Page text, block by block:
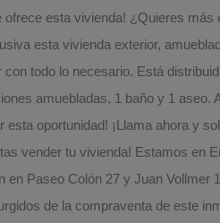
esta vivienda! ¿Quieres más
esta vivienda exterior,
todo lo necesario. Está
amuebladas, 1 baño y 1 aseo.
oportunidad! ¡Llama ahora y
vender tu vivienda! Estamos en
Paseo Colón 27 y Juan Vollmer
de la compraventa de este